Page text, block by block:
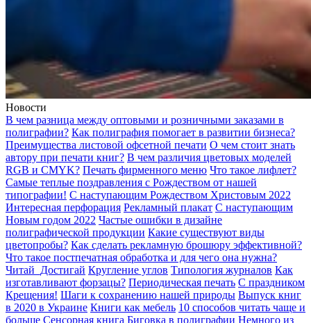
Новости
В чем разница между оптовыми и розничными заказами в
полиграфии? Как полиграфия помогает в развитии бизнеса?
Преимущества листовой офсетной печати О чем стоит знать
автору при печати книг? В чем различия цветовых моделей
RGB и CMYK? Печать фирменного меню Что такое лифлет?
Самые теплые поздравления с Рождеством от нашей
типографии! С наступающим Рождеством Христовым 2022
Интересная перфорация Рекламный плакат С наступающим
Новым годом 2022 Частые ошибки в дизайне
полиграфической продукции Какие существуют виды
цветопробы? Как сделать рекламную брошюру эффективной?
Что такое постпечатная обработка и для чего она нужна?
Читай_Достигай Кругление углов Типология журналов Как
изготавливают форзацы? Периодическая печать С праздником
Крещения! Шаги к сохранению нашей природы Выпуск книг
в 2020 в Украине Книги как мебель 10 способов читать чаще и
больше Сенсорная книга Биговка в полиграфии Немного из